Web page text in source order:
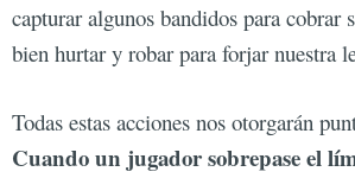
capturar algunos bandidos para cobrar
bien hurtar y robar para forjar nuestra
Todas estas acciones nos otorgarán
Cuando un jugador sobrepase el